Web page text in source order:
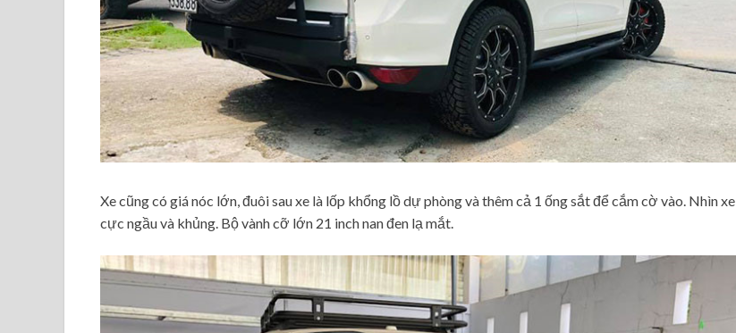
Xe cũng có giá nóc lớn, đuôi sau xe là lốp khổng lồ dự phòng và thêm cả 1 ống sắt để cắm cờ vào. Nhìn xe
cực ngầu và khủng. Bộ vành cỡ lớn 21 inch nan đen lạ mắt.